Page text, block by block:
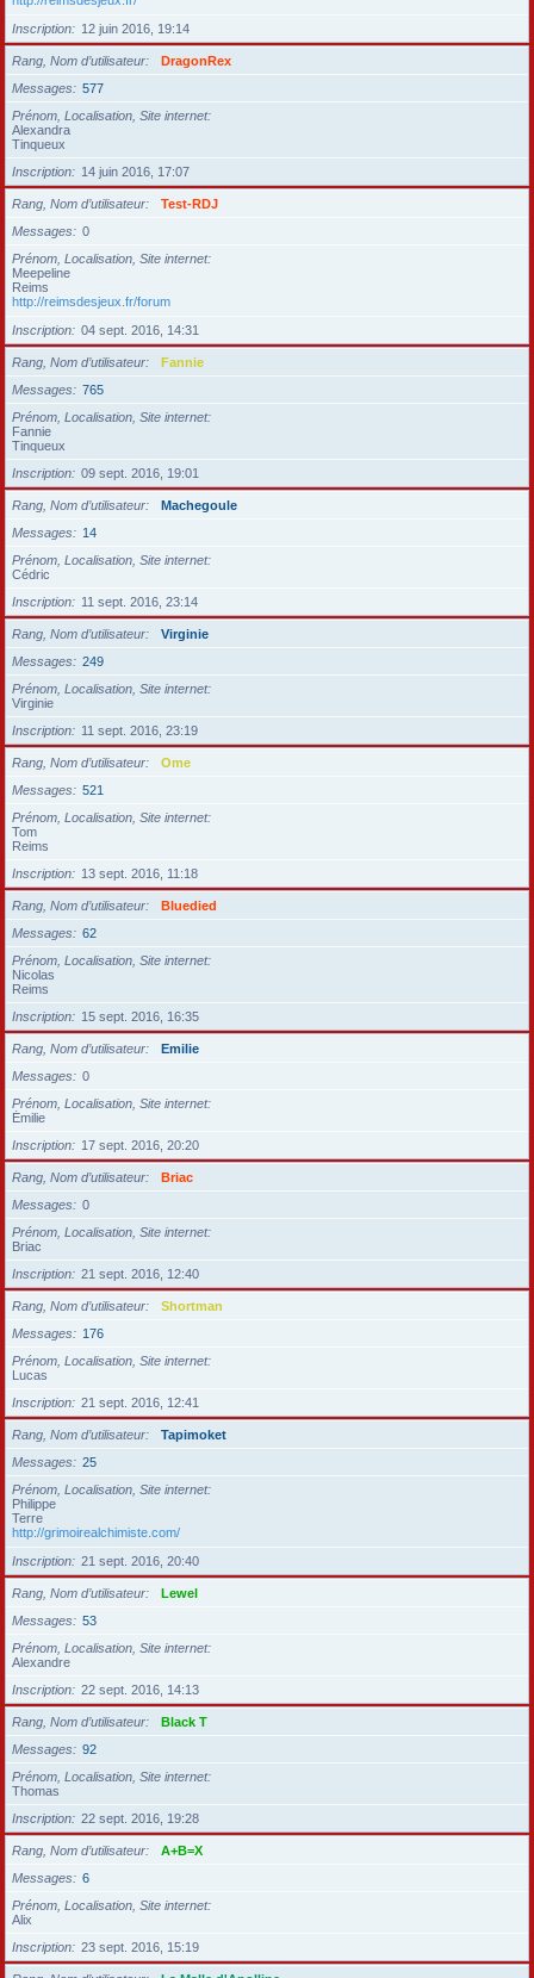
Inscription
12 juin 2016, 19:14
Rang, Nom d’utilisateur
DragonRex
Messages
577
Prénom, Localisation, Site internet
Alexandra
Tinqueux
Inscription
14 juin 2016, 17:07
Rang, Nom d’utilisateur
Test-RDJ
Messages
0
Prénom, Localisation, Site internet
Meepeline
Reims
http://reimsdesjeux.fr/forum
Inscription
04 sept. 2016, 14:31
Rang, Nom d’utilisateur
Fannie
Messages
765
Prénom, Localisation, Site internet
Fannie
Tinqueux
Inscription
09 sept. 2016, 19:01
Rang, Nom d’utilisateur
Machegoule
Messages
14
Prénom, Localisation, Site internet
Cédric
Inscription
11 sept. 2016, 23:14
Rang, Nom d’utilisateur
Virginie
Messages
249
Prénom, Localisation, Site internet
Virginie
Inscription
11 sept. 2016, 23:19
Rang, Nom d’utilisateur
Ome
Messages
521
Prénom, Localisation, Site internet
Tom
Reims
Inscription
13 sept. 2016, 11:18
Rang, Nom d’utilisateur
Bluedied
Messages
62
Prénom, Localisation, Site internet
Nicolas
Reims
Inscription
15 sept. 2016, 16:35
Rang, Nom d’utilisateur
Emilie
Messages
0
Prénom, Localisation, Site internet
Émilie
Inscription
17 sept. 2016, 20:20
Rang, Nom d’utilisateur
Briac
Messages
0
Prénom, Localisation, Site internet
Briac
Inscription
21 sept. 2016, 12:40
Rang, Nom d’utilisateur
Shortman
Messages
176
Prénom, Localisation, Site internet
Lucas
Inscription
21 sept. 2016, 12:41
Rang, Nom d’utilisateur
Tapimoket
Messages
25
Prénom, Localisation, Site internet
Philippe
Terre
http://grimoirealchimiste.com/
Inscription
21 sept. 2016, 20:40
Rang, Nom d’utilisateur
Lewel
Messages
53
Prénom, Localisation, Site internet
Alexandre
Inscription
22 sept. 2016, 14:13
Rang, Nom d’utilisateur
Black T
Messages
92
Prénom, Localisation, Site internet
Thomas
Inscription
22 sept. 2016, 19:28
Rang, Nom d’utilisateur
A+B=X
Messages
6
Prénom, Localisation, Site internet
Alix
Inscription
23 sept. 2016, 15:19